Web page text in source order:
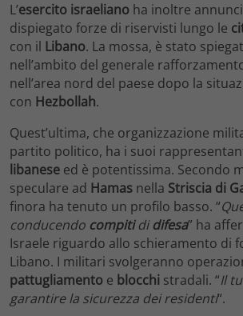
L’esercito israeliano ha inoltre
dispiegato forze di riservisti lungo le
con il Libano. La mossa, è stato
nell’ambito del generale
nell’area nord del paese dopo la
con Hezbollah.
Quest’ultima, che organizzazione
partito politico, ha i suoi
libanese ed è potentissima. Secondo
speculare ad Hamas nella Striscia di
finora ha tenuto un profilo basso. “
conducendo compitididifesa” ha
Israele riguardo allo schieramento di
Libano. I militari svolgeranno
pattugliamento e blocchi stradali. “Il
garantire la sicurezza dei residenti“.